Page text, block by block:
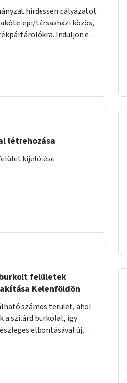
hirdessen pályázatot
társasházi közös,
Induljon egy
létrehozása
kijelölése
felületek
Kelenföldön
számos terület, ahol
a szilárd burkolat, így
elbontásával új
utca 22/b és a Bártfai
területek.